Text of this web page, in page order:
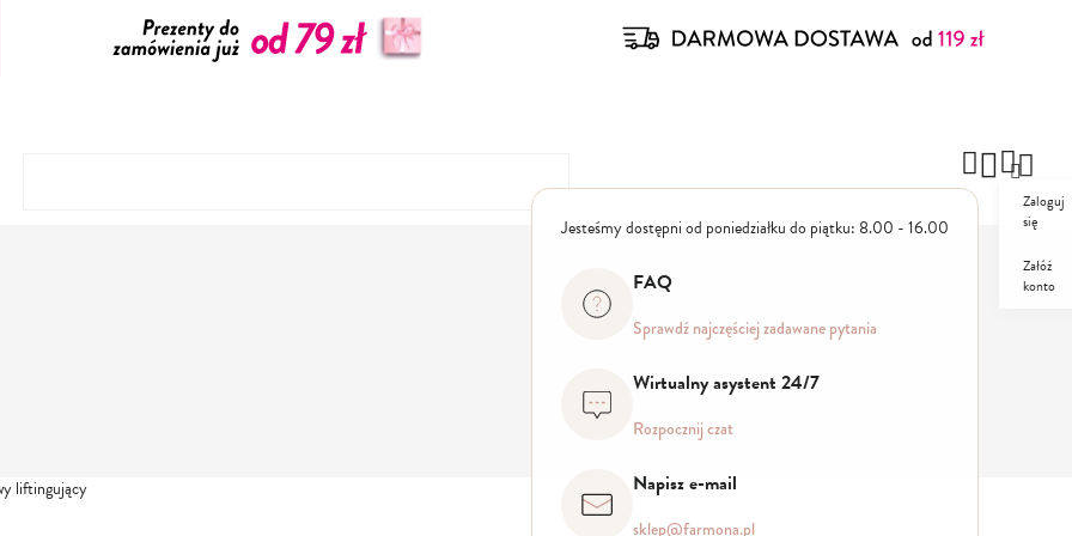
Jesteśmy dostępni od poniedziałku do piątku: 8.00 - 16.00
FAQ
Sprawdź najczęściej zadawane pytania
Wirtualny asystent 24/7
Rozpocznij czat
Napisz e-mail
sklep@farmona.pl
Zaloguj
się
Załóż
konto
liftingujący